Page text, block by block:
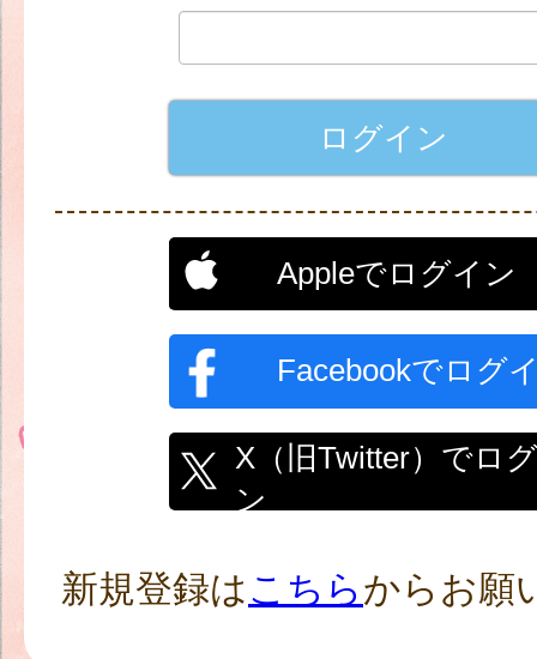
Appleでログイン
Facebookでログ
X（旧Twitter）でロ
ン
新規登録はこちらからお願